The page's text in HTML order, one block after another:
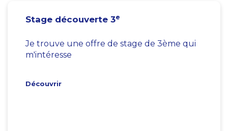
Stage découverte 3e
Je trouve une offre de stage de 3ème qui
m'intéresse
Découvrir